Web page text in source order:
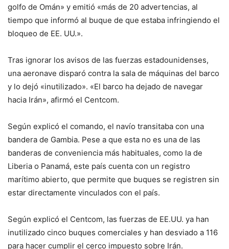
golfo de Omán» y emitió «más de 20 advertencias, al
tiempo que informó al buque de que estaba infringiendo el
bloqueo de EE. UU.».
Tras ignorar los avisos de las fuerzas estadounidenses,
una aeronave disparó contra la sala de máquinas del barco
y lo dejó «inutilizado». «El barco ha dejado de navegar
hacia Irán», afirmó el Centcom.
Según explicó el comando, el navío transitaba con una
bandera de Gambia. Pese a que esta no es una de las
banderas de conveniencia más habituales, como la de
Liberia o Panamá, este país cuenta con un registro
marítimo abierto, que permite que buques se registren sin
estar directamente vinculados con el país.
Según explicó el Centcom, las fuerzas de EE.UU. ya han
inutilizado cinco buques comerciales y han desviado a 116
para hacer cumplir el cerco impuesto sobre Irán.